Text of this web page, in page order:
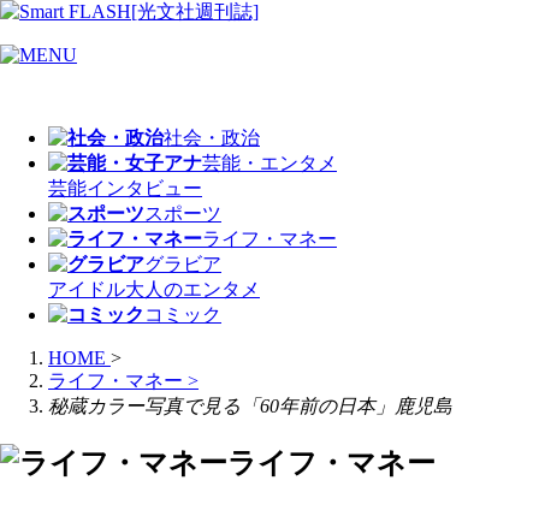
社会・政治
芸能・エンタメ
芸能インタビュー
スポーツ
ライフ・マネー
グラビア
アイドル大人のエンタメ
コミック
HOME >
ライフ・マネー >
秘蔵カラー写真で見る「60年前の日本」鹿児島
ライフ・マネー